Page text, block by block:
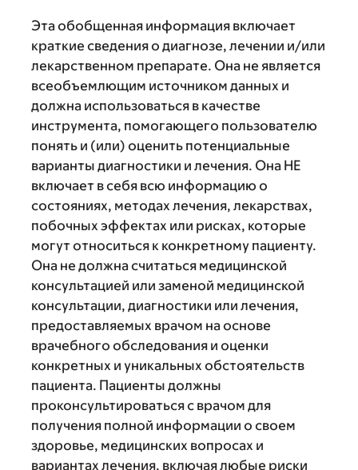
Эта обобщенная информация включает
краткие сведения о диагнозе, лечении и/или
лекарственном препарате. Она не является
всеобъемлющим источником данных и
должна использоваться в качестве
инструмента, помогающего пользователю
понять и (или) оценить потенциальные
варианты диагностики и лечения. Она НЕ
включает в себя всю информацию о
состояниях, методах лечения, лекарствах,
побочных эффектах или рисках, которые
могут относиться к конкретному пациенту.
Она не должна считаться медицинской
консультацией или заменой медицинской
консультации, диагностики или лечения,
предоставляемых врачом на основе
врачебного обследования и оценки
конкретных и уникальных обстоятельств
пациента. Пациенты должны
проконсультироваться с врачом для
получения полной информации о своем
здоровье, медицинских вопросах и
вариантах лечения, включая любые риски